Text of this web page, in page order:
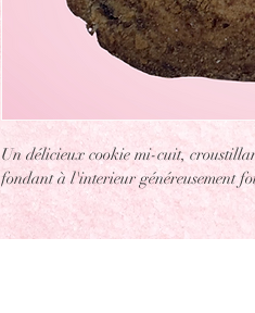
Un délicieux cookie mi-cuit,
fondant à l'interieur généreusement